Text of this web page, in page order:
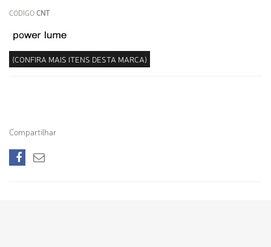
CÓDIGOCNT
(CONFIRA MAIS ITENS DESTA MARCA)
Compartilhar